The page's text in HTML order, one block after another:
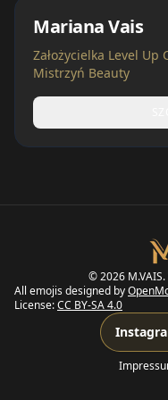
Mariana Vais
Założycielka Level
Mistrzyń Beauty
©2026 M.VAIS.
All emojis designed by
License:CC BY-SA 4.0